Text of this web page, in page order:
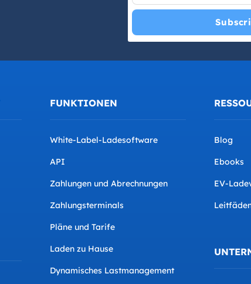
I have read and agree with the
FUNKTIONEN
White-Label-Ladesoftware
API
Zahlungen und Abrechnungen
Zahlungsterminals
Pläne und Tarife
Laden zu Hause
Dynamisches Lastmanagement
Blog
Ebooks
EV-